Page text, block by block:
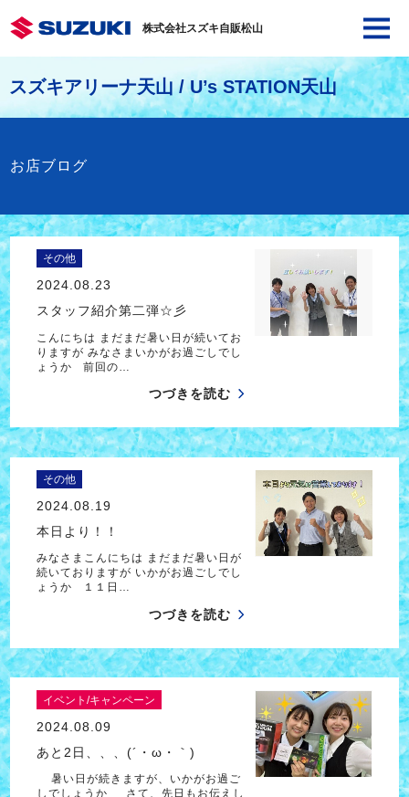
株式会社スズキ自販松山
スズキアリーナ天山 / U’s STATION天山
お店ブログ
その他
2024.08.23
スタッフ紹介第二弾☆彡
こんにちは まだまだ暑い日が続いてお
りますが みなさまいかがお過ごしでし
ょうか 前回の…
つづきを読む
その他
2024.08.19
本日より！！
みなさまこんにちは まだまだ暑い日が
続いておりますが いかがお過ごしでし
ょうか １１日…
つづきを読む
イベント/キャンペーン
2024.08.09
あと2日、、、(´・ω・｀)
暑い日が続きますが、いかがお過ご
しでしょうか さて、先日もお伝えし